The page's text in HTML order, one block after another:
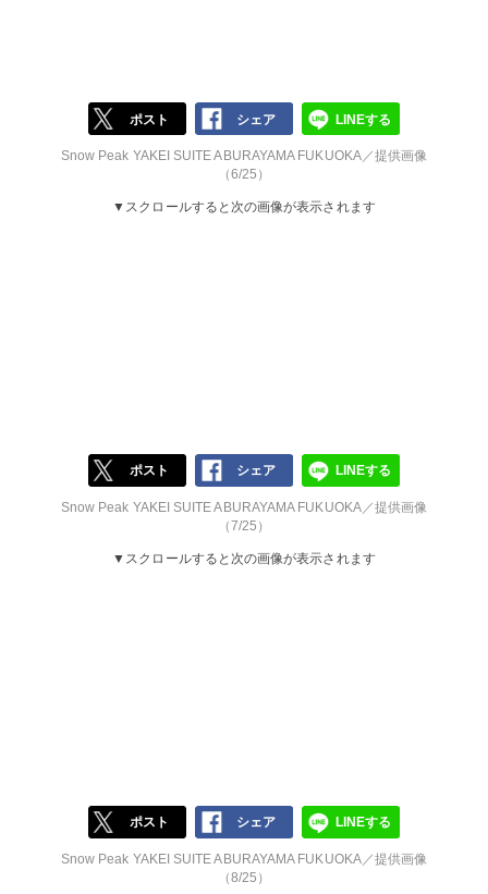
ポスト シェア LINEする
Snow Peak YAKEI SUITE ABURAYAMA FUKUOKA／提供画像
（6/25）
▼スクロールすると次の画像が表示されます
ポスト シェア LINEする
Snow Peak YAKEI SUITE ABURAYAMA FUKUOKA／提供画像
（7/25）
▼スクロールすると次の画像が表示されます
ポスト シェア LINEする
Snow Peak YAKEI SUITE ABURAYAMA FUKUOKA／提供画像
（8/25）